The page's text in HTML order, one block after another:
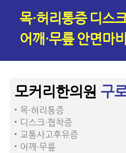
목·허리통증 디스
어깨·무릎 안면마비
모커리한의원 구
목·허리통증
디스크·협착증
교통사고후유증
어깨·무릎